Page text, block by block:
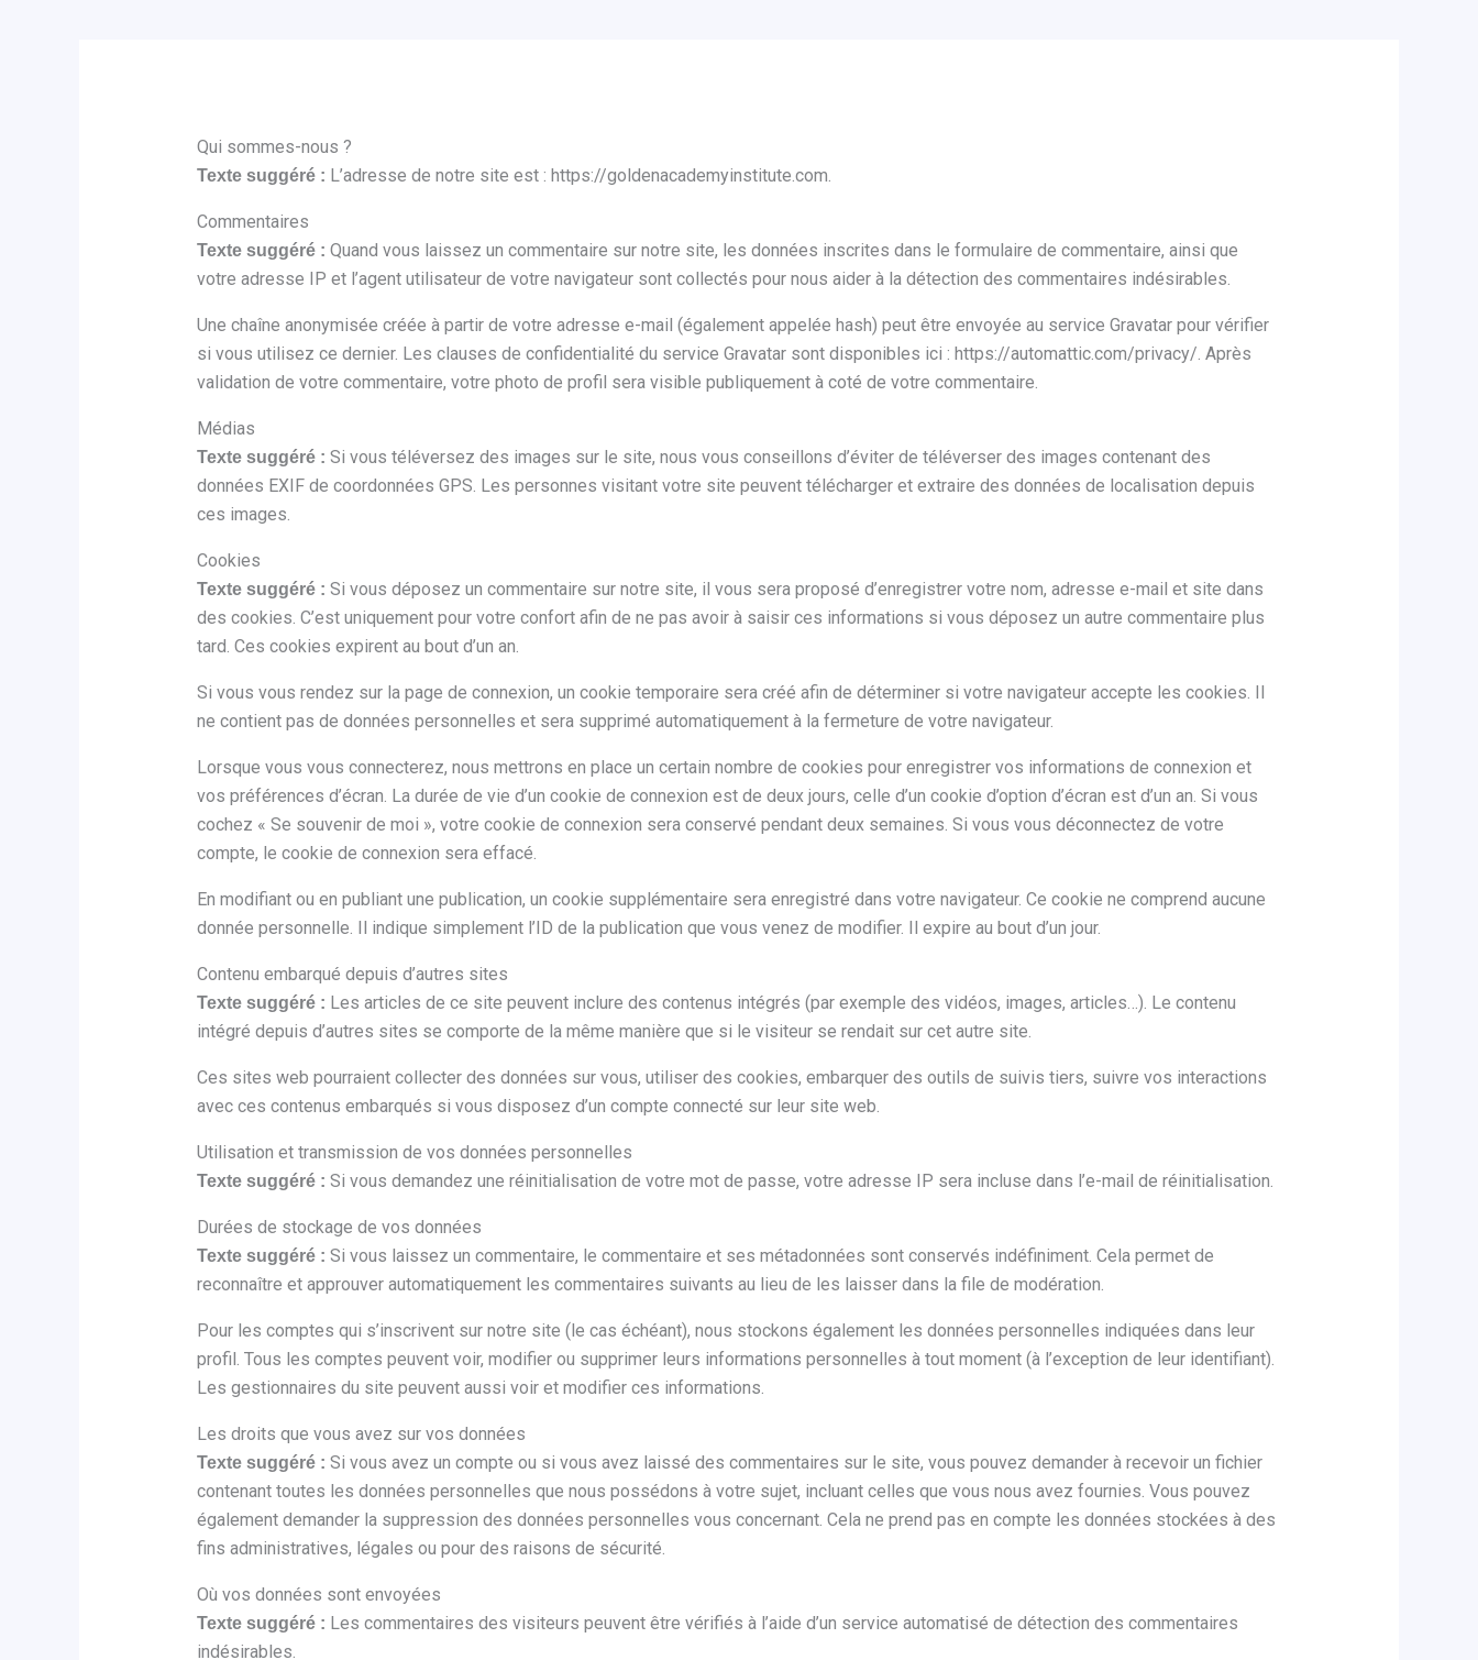
Qui sommes-nous ?
Texte suggéré : L’adresse de notre site est : https://goldenacademyinstitute.com.
Commentaires
Texte suggéré : Quand vous laissez un commentaire sur notre site, les données inscrites dans le formulaire de commentaire, ainsi que
votre adresse IP et l’agent utilisateur de votre navigateur sont collectés pour nous aider à la détection des commentaires indésirables.
Une chaîne anonymisée créée à partir de votre adresse e-mail (également appelée hash) peut être envoyée au service Gravatar pour vérifier
si vous utilisez ce dernier. Les clauses de confidentialité du service Gravatar sont disponibles ici : https://automattic.com/privacy/. Après
validation de votre commentaire, votre photo de profil sera visible publiquement à coté de votre commentaire.
Médias
Texte suggéré : Si vous téléversez des images sur le site, nous vous conseillons d’éviter de téléverser des images contenant des
données EXIF de coordonnées GPS. Les personnes visitant votre site peuvent télécharger et extraire des données de localisation depuis
ces images.
Cookies
Texte suggéré : Si vous déposez un commentaire sur notre site, il vous sera proposé d’enregistrer votre nom, adresse e-mail et site dans
des cookies. C’est uniquement pour votre confort afin de ne pas avoir à saisir ces informations si vous déposez un autre commentaire plus
tard. Ces cookies expirent au bout d’un an.
Si vous vous rendez sur la page de connexion, un cookie temporaire sera créé afin de déterminer si votre navigateur accepte les cookies. Il
ne contient pas de données personnelles et sera supprimé automatiquement à la fermeture de votre navigateur.
Lorsque vous vous connecterez, nous mettrons en place un certain nombre de cookies pour enregistrer vos informations de connexion et
vos préférences d’écran. La durée de vie d’un cookie de connexion est de deux jours, celle d’un cookie d’option d’écran est d’un an. Si vous
cochez « Se souvenir de moi », votre cookie de connexion sera conservé pendant deux semaines. Si vous vous déconnectez de votre
compte, le cookie de connexion sera effacé.
En modifiant ou en publiant une publication, un cookie supplémentaire sera enregistré dans votre navigateur. Ce cookie ne comprend aucune
donnée personnelle. Il indique simplement l’ID de la publication que vous venez de modifier. Il expire au bout d’un jour.
Contenu embarqué depuis d’autres sites
Texte suggéré : Les articles de ce site peuvent inclure des contenus intégrés (par exemple des vidéos, images, articles…). Le contenu
intégré depuis d’autres sites se comporte de la même manière que si le visiteur se rendait sur cet autre site.
Ces sites web pourraient collecter des données sur vous, utiliser des cookies, embarquer des outils de suivis tiers, suivre vos interactions
avec ces contenus embarqués si vous disposez d’un compte connecté sur leur site web.
Utilisation et transmission de vos données personnelles
Texte suggéré : Si vous demandez une réinitialisation de votre mot de passe, votre adresse IP sera incluse dans l’e-mail de réinitialisation.
Durées de stockage de vos données
Texte suggéré : Si vous laissez un commentaire, le commentaire et ses métadonnées sont conservés indéfiniment. Cela permet de
reconnaître et approuver automatiquement les commentaires suivants au lieu de les laisser dans la file de modération.
Pour les comptes qui s’inscrivent sur notre site (le cas échéant), nous stockons également les données personnelles indiquées dans leur
profil. Tous les comptes peuvent voir, modifier ou supprimer leurs informations personnelles à tout moment (à l’exception de leur identifiant).
Les gestionnaires du site peuvent aussi voir et modifier ces informations.
Les droits que vous avez sur vos données
Texte suggéré : Si vous avez un compte ou si vous avez laissé des commentaires sur le site, vous pouvez demander à recevoir un fichier
contenant toutes les données personnelles que nous possédons à votre sujet, incluant celles que vous nous avez fournies. Vous pouvez
également demander la suppression des données personnelles vous concernant. Cela ne prend pas en compte les données stockées à des
fins administratives, légales ou pour des raisons de sécurité.
Où vos données sont envoyées
Texte suggéré : Les commentaires des visiteurs peuvent être vérifiés à l’aide d’un service automatisé de détection des commentaires
indésirables.